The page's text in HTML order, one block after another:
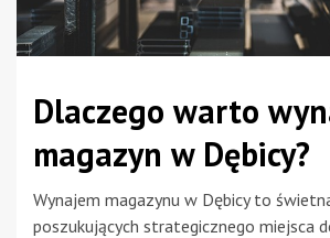
Dlaczego warto
magazyn w Dębicy?
Wynajem magazynu w Dębicy to
poszukujących strategicznego miejsca